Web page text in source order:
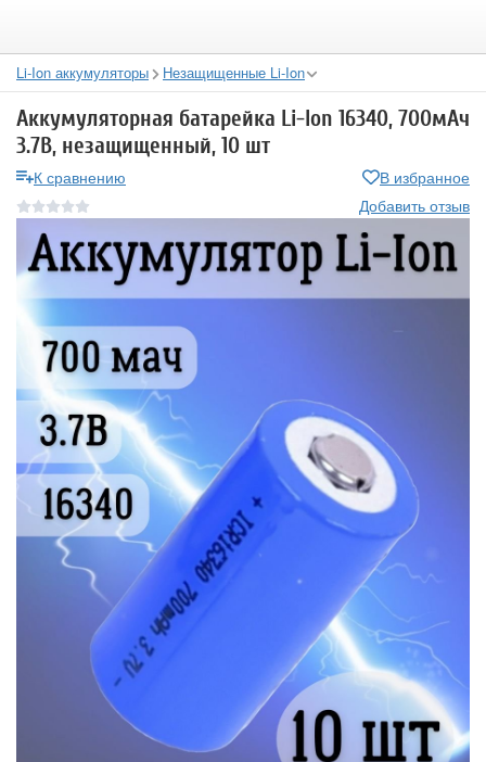
Li-Ion аккумуляторы Незащищенные Li-Ion
Аккумуляторная батарейка Li-Ion 16340, 700мАч
3.7В, незащищенный, 10 шт
К сравнению
В избранное
Добавить отзыв